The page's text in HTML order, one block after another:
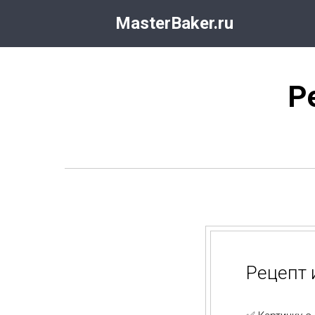
MasterBaker.ru
Рецепт